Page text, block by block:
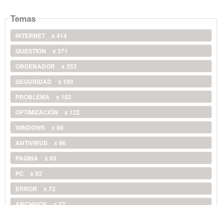
Temas
INTERNET
x 414
QUESTION
x 371
ORDENADOR
x 252
SEGURIDAD
x 190
PROBLEMA
x 182
OPTIMIZACIÓN
x 122
WINDOWS
x 88
ANTIVIRUS
x 86
PAGINA
x 85
PC
x 82
ERROR
x 72